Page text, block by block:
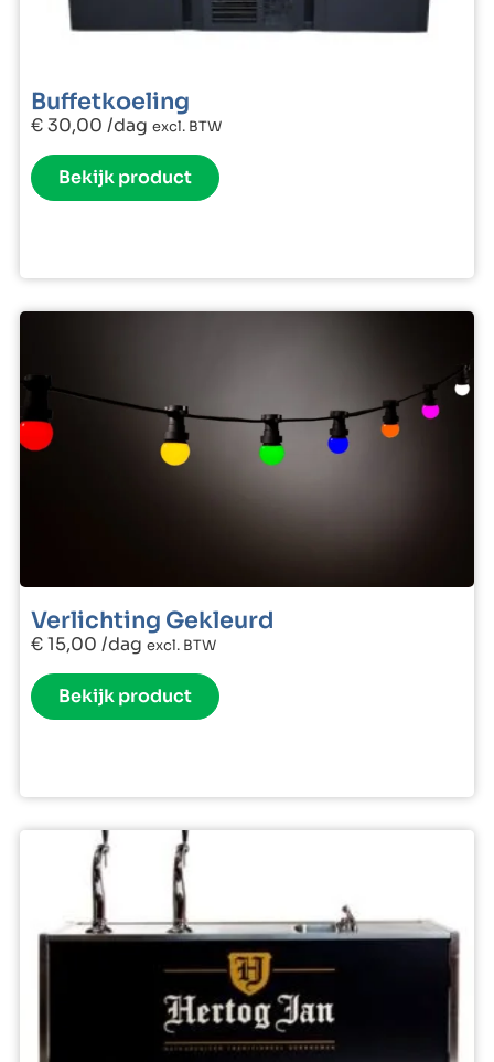
Buffetkoeling
€30,00 /dag excl. BTW
Bekijk product
Verlichting Gekleurd
€15,00 /dag excl. BTW
Bekijk product